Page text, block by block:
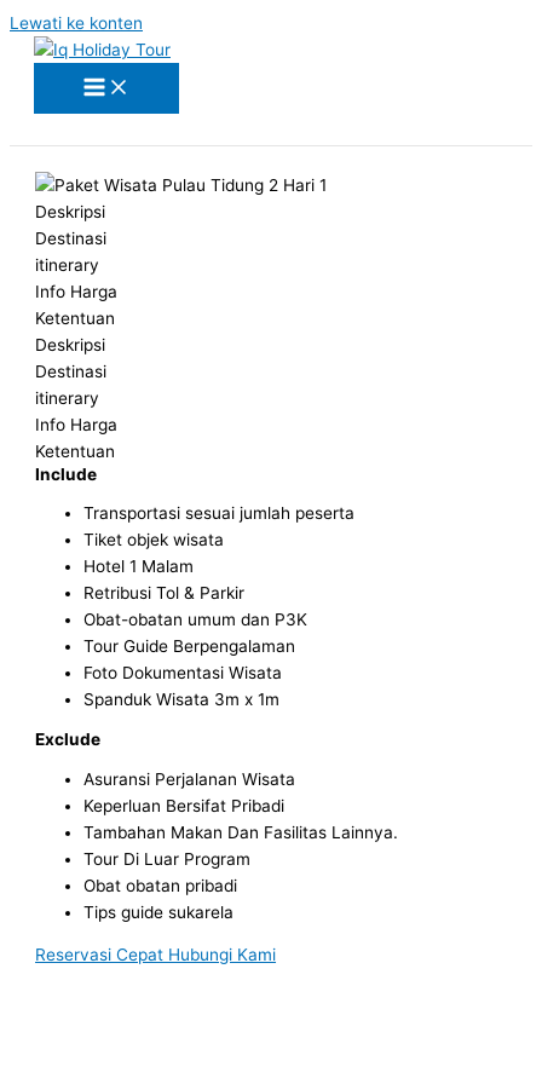
Lewati ke konten
Deskripsi
Destinasi
itinerary
Info Harga
Ketentuan
Deskripsi
Destinasi
itinerary
Info Harga
Ketentuan
Include
Transportasi sesuai jumlah peserta
Tiket objek wisata
Hotel 1 Malam
Retribusi Tol & Parkir
Obat-obatan umum dan P3K
Tour Guide Berpengalaman
Foto Dokumentasi Wisata
Spanduk Wisata 3m x 1m
Exclude
Asuransi Perjalanan Wisata
Keperluan Bersifat Pribadi
Tambahan Makan Dan Fasilitas Lainnya.
Tour Di Luar Program
Obat obatan pribadi
Tips guide sukarela
Reservasi Cepat Hubungi Kami